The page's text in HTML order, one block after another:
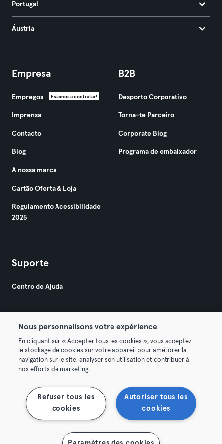
Portugal
Áustria
Empresa
Empregos Estamos a contratar!
Imprensa
Contacto
Blog
A nossa marca
Cartão Oferta & Loja
Regulamento Acessibilidade
2025
B2B
Desporto Corporativo
Torna-te Parceiro
Corporate Blog
Programa de embaixador
Suporte
Centro de Ajuda
© 2026 Urban Sports Group GmbH. All rights reserved.
Termos & Condições
Rescindir contratos aqui Cancelar contratos aqui
Nous personnalisons votre expérience
En cliquant sur « Accepter tous les cookies », vous acceptez
le stockage de cookies sur votre appareil pour améliorer la
navigation sur le site, analyser son utilisation et contribuer à
nos efforts de marketing.
Autoriser tous les
cookies
Refuser tous les
cookies